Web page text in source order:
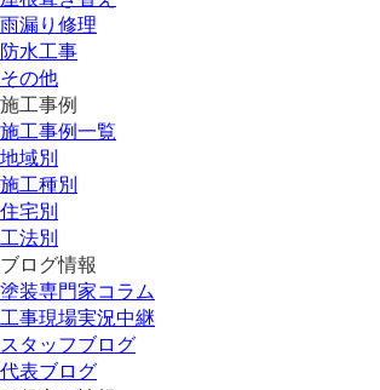
雨漏り修理
防水工事
その他
施工事例
施工事例一覧
地域別
施工種別
住宅別
工法別
ブログ情報
塗装専門家コラム
工事現場実況中継
スタッフブログ
代表ブログ